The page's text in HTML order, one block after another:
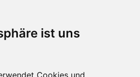
ist uns
Cookies und